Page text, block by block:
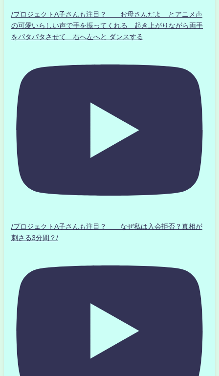
/プロジェクトA子さんも注目？ お母さんだよ とアニメ声
の可愛いらしい声で手を振ってくれる 起き上がりながら両手
をパタパタさせて 右へ左へと ダンスする
/プロジェクトA子さんも注目？ なぜ私は入会拒否？真相が
刺さる3分間？/